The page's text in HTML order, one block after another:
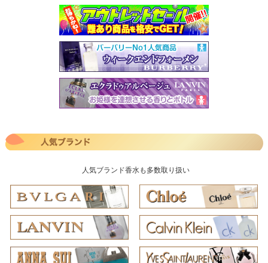
人気ブランド香水も多数取り扱い